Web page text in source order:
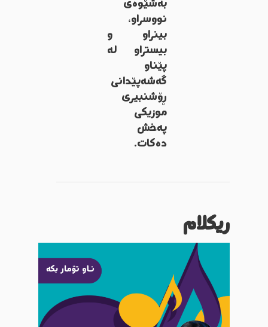
بەشێوەی
نووسراو،
بینراو و
بیستراو لە
پێناو
گەشەپێدانی
ڕۆشنبیری
موزیکی
پەخش
دەکات.
ریکلام